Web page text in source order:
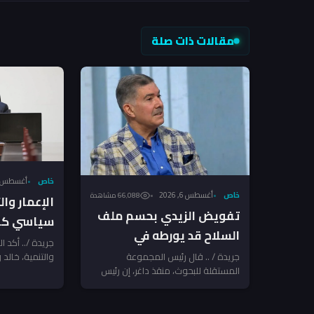
مقالات ذات صلة
خاص أغسطس 6, 2026 66٬088 مشاهدة
تفويض الزيدي بحسم ملف
السلاح قد يورطه في
مواجهة مع الفصائل
المرتبطة بإيران ـ منقذ داغر
جريدة / .. قال رئيس المجموعة
المستقلة للبحوث، منقذ داغر، إن رئيس
خاص أغسطس 6, 2026
الإعمار
سياسي
السلاح
الإرهاب
جريدة /.. أكد
والتنمية،